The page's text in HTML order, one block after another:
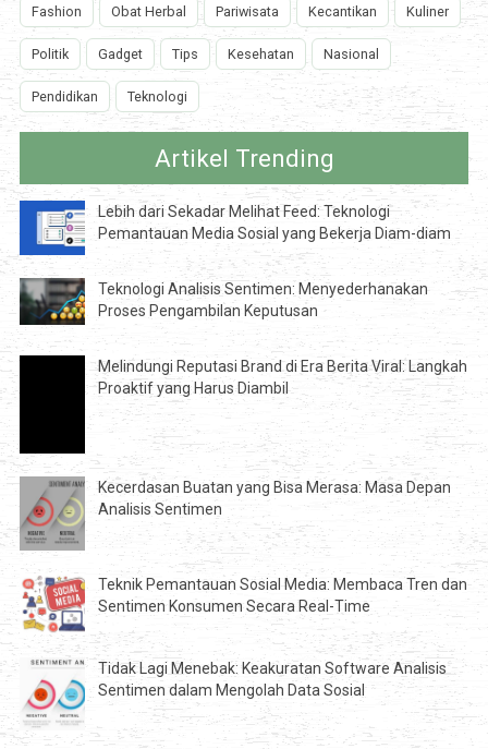
Fashion Obat Herbal Pariwisata Kecantikan Kuliner
Politik Gadget Tips Kesehatan Nasional
Pendidikan Teknologi
Artikel Trending
Lebih dari Sekadar Melihat Feed: Teknologi
Pemantauan Media Sosial yang Bekerja Diam-diam
Teknologi Analisis Sentimen: Menyederhanakan
Proses Pengambilan Keputusan
Melindungi Reputasi Brand di Era Berita Viral: Langkah
Proaktif yang Harus Diambil
Kecerdasan Buatan yang Bisa Merasa: Masa Depan
Analisis Sentimen
Teknik Pemantauan Sosial Media: Membaca Tren dan
Sentimen Konsumen Secara Real-Time
Tidak Lagi Menebak: Keakuratan Software Analisis
Sentimen dalam Mengolah Data Sosial